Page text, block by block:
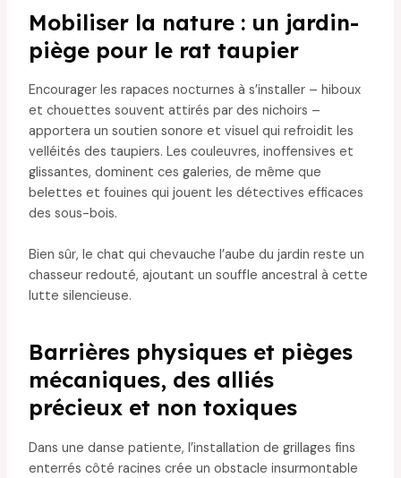
Mobiliser la nature : un jardin-
piège pour le rat taupier
Encourager les rapaces nocturnes à s’installer – hiboux
et chouettes souvent attirés par des nichoirs –
apportera un soutien sonore et visuel qui refroidit les
velléités des taupiers. Les couleuvres, inoffensives et
glissantes, dominent ces galeries, de même que
belettes et fouines qui jouent les détectives efficaces
des sous-bois.
Bien sûr, le chat qui chevauche l’aube du jardin reste un
chasseur redouté, ajoutant un souffle ancestral à cette
lutte silencieuse.
Barrières physiques et pièges
mécaniques, des alliés
précieux et non toxiques
Dans une danse patiente, l’installation de grillages fins
enterrés côté racines crée un obstacle insurmontable